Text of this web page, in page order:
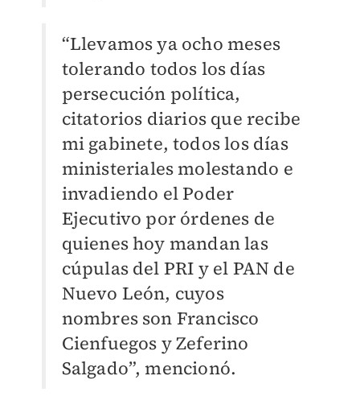
“Llevamos ya ocho meses
tolerando todos los días
persecución política,
citatorios diarios que recibe
mi gabinete, todos los días
ministeriales molestando e
invadiendo el Poder
Ejecutivo por órdenes de
quienes hoy mandan las
cúpulas del PRI y el PAN de
Nuevo León, cuyos
nombres son Francisco
Cienfuegos y Zeferino
Salgado”, mencionó.